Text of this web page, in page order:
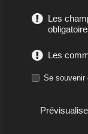
Les
Les
Se souvenir